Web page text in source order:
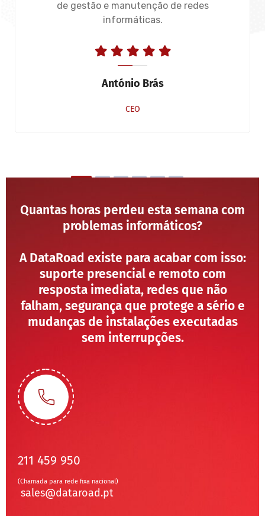
de gestão e manutenção de redes
informáticas.
António Brás
CEO
Quantas horas perdeu esta semana com
problemas informáticos?
A DataRoad existe para acabar com isso:
suporte presencial e remoto com
resposta imediata, redes que não
falham, segurança que protege a sério e
mudanças de instalações executadas
sem interrupções.
211 459 950
(Chamada para rede fixa nacional)
sales@dataroad.pt